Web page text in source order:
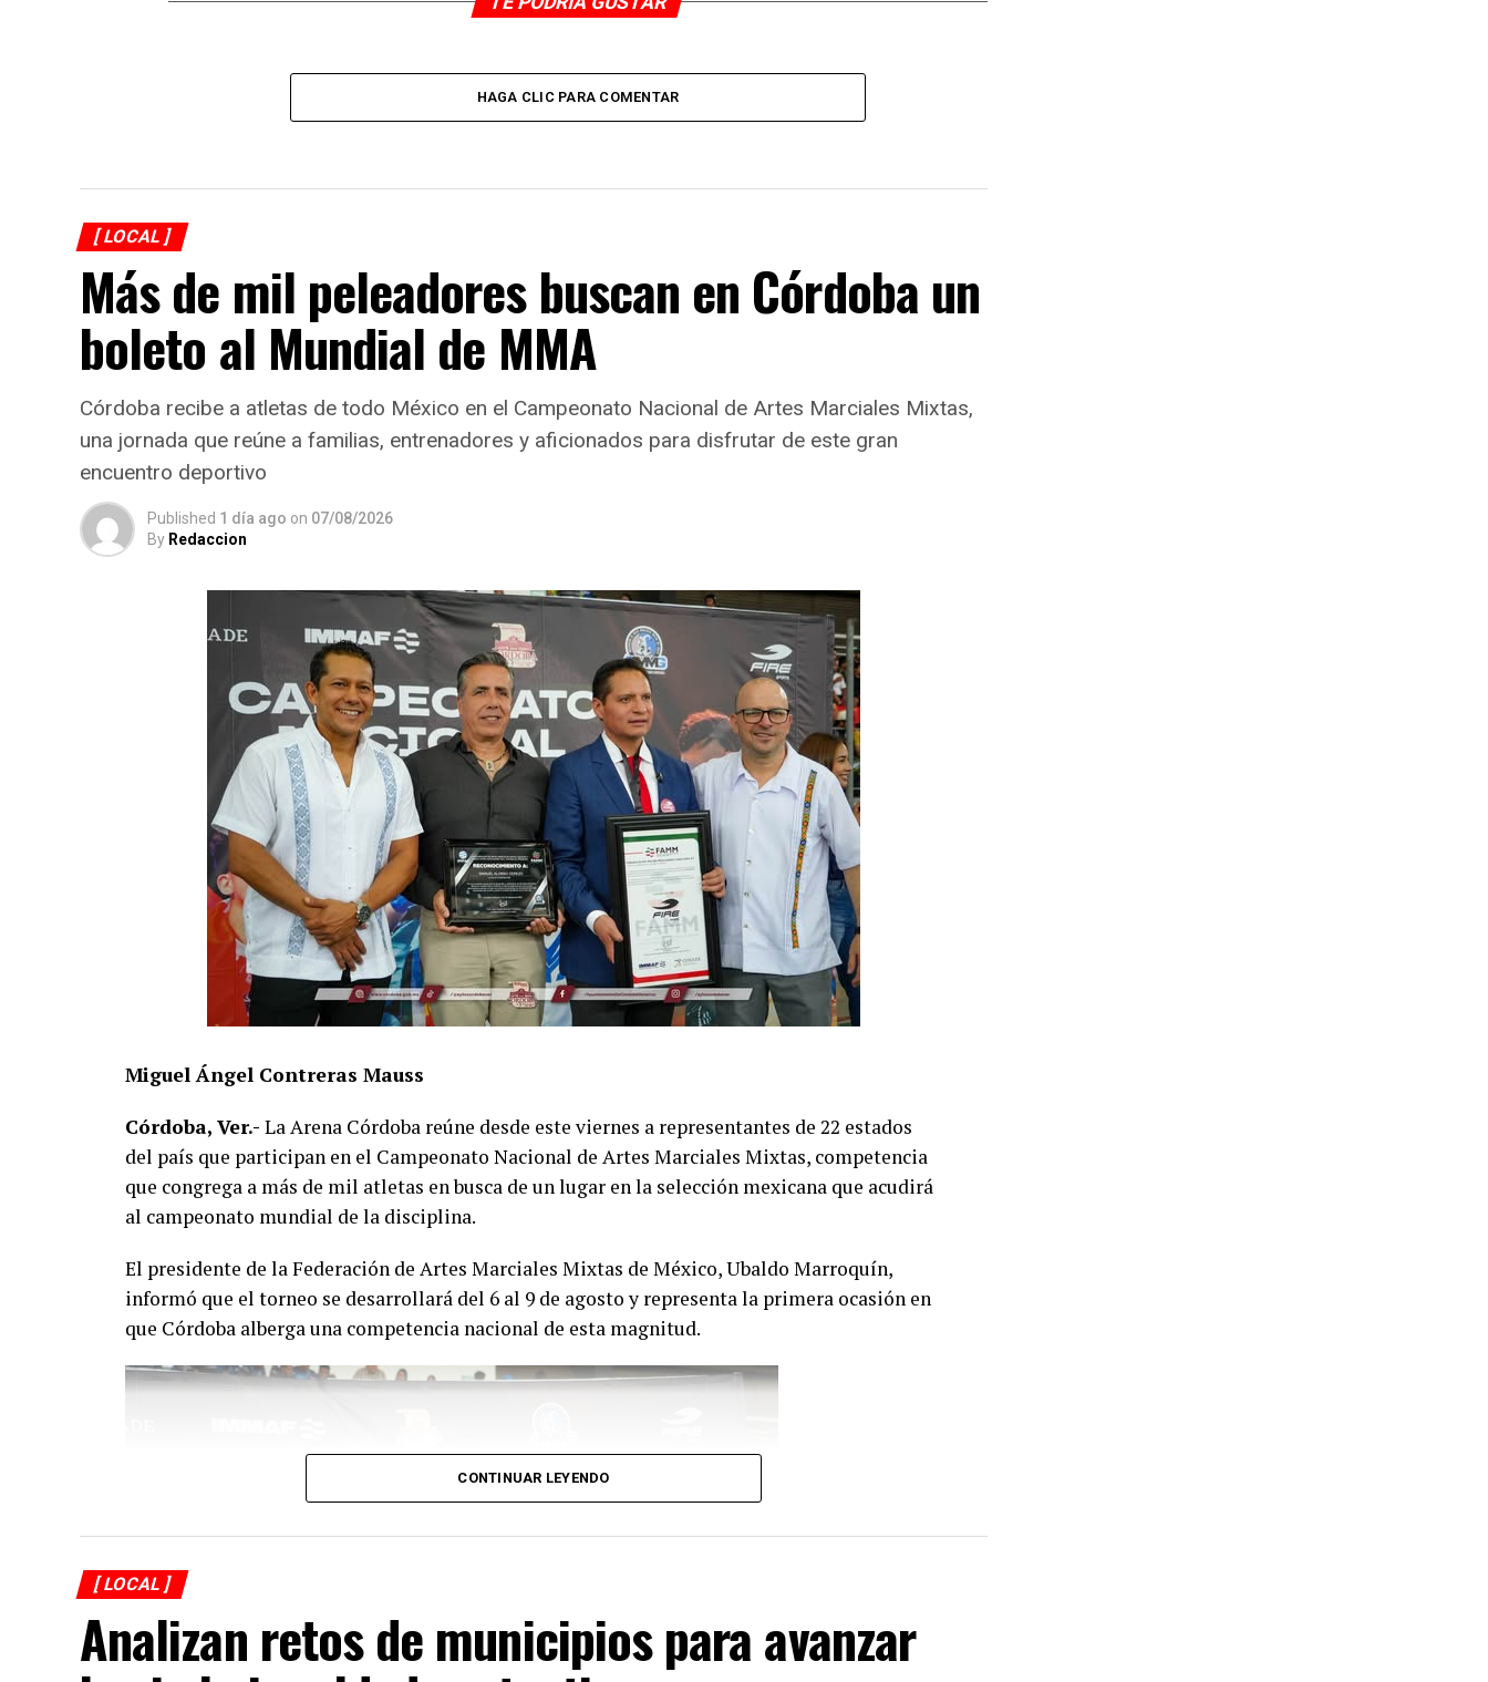
HAGA CLIC PARA COMENTAR
[ LOCAL ]
Más de mil peleadores buscan en Córdoba un
boleto al Mundial de MMA
Córdoba recibe a atletas de todo México en el Campeonato Nacional de Artes Marciales Mixtas,
una jornada que reúne a familias, entrenadores y aficionados para disfrutar de este gran
encuentro deportivo
Published 1 día ago on 07/08/2026
By Redaccion
Miguel Ángel Contreras Mauss
Córdoba, Ver.- La Arena Córdoba reúne desde este viernes a representantes de 22 estados
del país que participan en el Campeonato Nacional de Artes Marciales Mixtas, competencia
que congrega a más de mil atletas en busca de un lugar en la selección mexicana que acudirá
al campeonato mundial de la disciplina.
El presidente de la Federación de Artes Marciales Mixtas de México, Ubaldo Marroquín,
informó que el torneo se desarrollará del 6 al 9 de agosto y representa la primera ocasión en
que Córdoba alberga una competencia nacional de esta magnitud.
CONTINUAR LEYENDO
[ LOCAL ]
Analizan retos de municipios para avanzar